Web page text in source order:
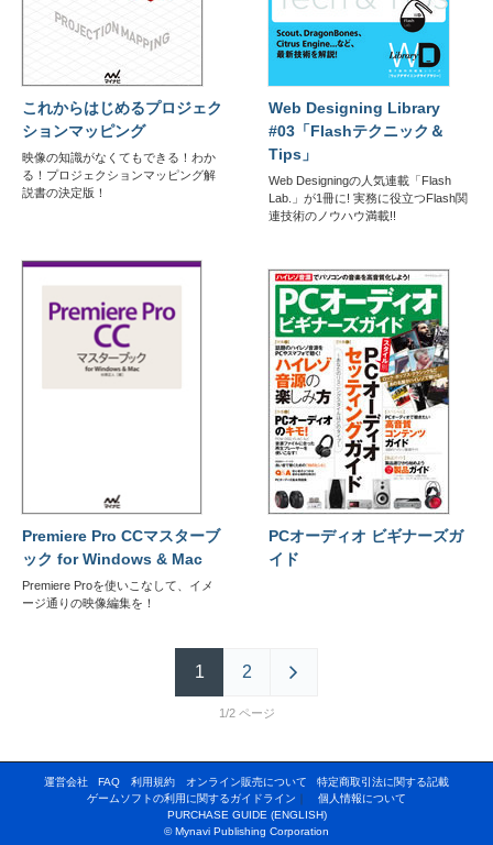
これからはじめるプロジェク
ションマッピング
映像の知識がなくてもできる！わか
る！プロジェクションマッピング解
説書の決定版！
Web Designing Library
#03「Flashテクニック＆
Tips」
Web Designingの人気連載「Flash
Lab.」が1冊に! 実務に役立つFlash関
連技術のノウハウ満載!!
Premiere Pro CCマスターブ
ック for Windows & Mac
Premiere Proを使いこなして、イメ
ージ通りの映像編集を！
PCオーディオ ビギナーズガ
イド
1/2
1 2
運営会社 FAQ 利用規約 オンライン販売について
特定商取引法に関する記載
ゲームソフトの利用に関するガイドライン
個人情報について
PURCHASE GUIDE (ENGLISH)
© Mynavi Publishing Corporation